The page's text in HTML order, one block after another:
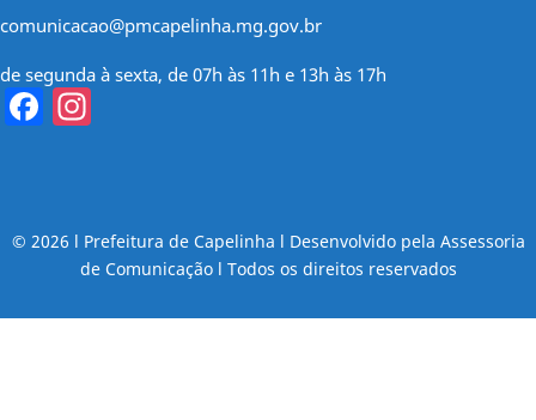
comunicacao@pmcapelinha.mg.gov.br
de segunda à sexta, de 07h às 11h e 13h às 17h
Facebook
© 2026 l Prefeitura de Capelinha l Desenvolvido pela Assessoria
de Comunicação l Todos os direitos reservados